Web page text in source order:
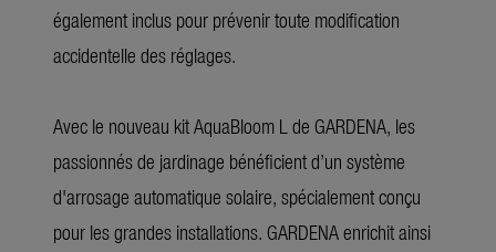
également inclus pour prévenir toute modification
accidentelle des réglages.
Avec le nouveau kit AquaBloom L de GARDENA, les
passionnés de jardinage bénéficient d’un système
d'arrosage automatique solaire, spécialement conçu
pour les grandes installations. GARDENA enrichit ainsi